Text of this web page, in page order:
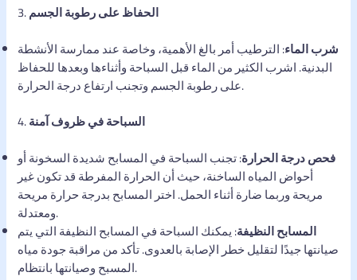
3.الحفاظ على رطوبة الجسم
شرب الماء: الترطيب أمر بالغ الأهمية، وخاصة عند ممارسة الأنشطة
البدنية. اشرب الكثير من الماء قبل السباحة وأثناءها وبعدها للحفاظ
على رطوبة الجسم وتجنب ارتفاع درجة الحرارة.
4.السباحة في ظروف آمنة
فحص درجة الحرارة: تجنب السباحة في المسابح شديدة السخونة أو
أحواض المياه الساخنة، حيث أن الحرارة المفرطة قد تكون غير
مريحة وربما ضارة أثناء الحمل. اختر المسابح بدرجة حرارة مريحة
ومعتدلة.
المسابح النظيفة: يمكنك السباحة في المسابح النظيفة التي يتم
صيانتها جيدًا لتقليل خطر الإصابة بالعدوى. تأكد من مراقبة جودة مياه
المسبح وصيانتها بانتظام.